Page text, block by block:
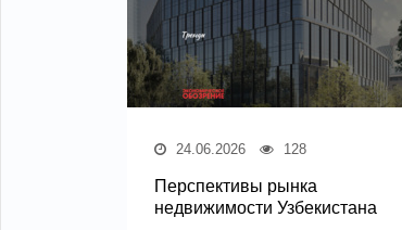
24.06.2026 128
Перспективы рынка
недвижимости Узбекистана